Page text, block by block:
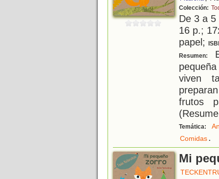
Colección:
De 3 a
16 p.;
papel;
Resumen:
viven
frutos
Temática:
Comidas.
Mi